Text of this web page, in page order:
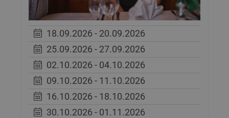
18.09.2026 - 20.09.2026
25.09.2026 - 27.09.2026
02.10.2026 - 04.10.2026
09.10.2026 - 11.10.2026
16.10.2026 - 18.10.2026
30.10.2026 - 01.11.2026